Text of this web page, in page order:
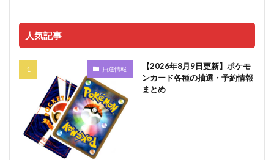
人気記事
抽選情報
【2026年8月9日更新】ポケモ
ンカード各種の抽選・予約情報
まとめ